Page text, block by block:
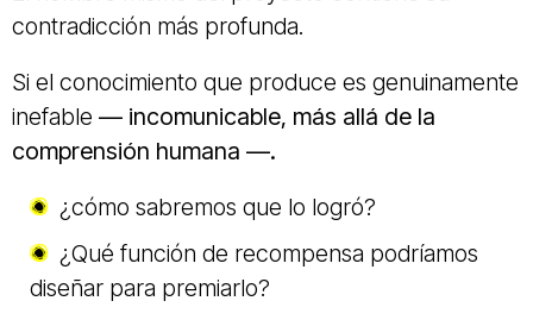
contradicción más profunda.
Si el conocimiento que produce es genuinamente
inefable — incomunicable, más allá de la
comprensión humana —.
¿cómo sabremos que lo logró?
¿Qué función de recompensa podríamos
diseñar para premiarlo?